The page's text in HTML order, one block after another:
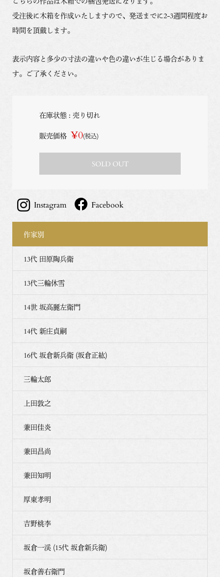
受注後に木箱を作成いたしますので、発送までに2-3週間程度お
時間を頂戴します。
表示内容と多少の寸法の違いや色の違いが生じる場合がありま
す。ご了承ください。
在庫状態 : 売り切れ
販売価格 ¥0(税込)
SOLD OUT
Instagram Facebook
作家別
13代 田原陶兵衛
13代三輪休雪
14世 坂高麗左衛門
14代 新庄貞嗣
16代 坂倉新兵衛 (坂倉正紘)
三輪太郎
上田敦之
兼田佳炎
兼田昌尚
兼田知明
厚東孝明
吉野桃李
坂倉一渓 (15代 坂倉新兵衛)
坂倉善右衛門